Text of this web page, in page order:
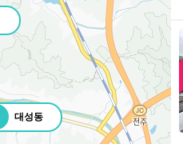
대성동